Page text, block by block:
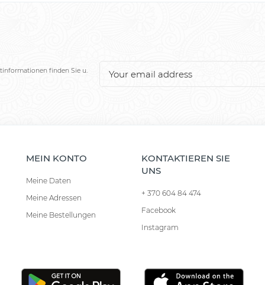
finden Sie u.
MEIN KONTO
Meine Daten
Meine Adressen
Meine Bestellungen
KONTAKTIEREN SIE
UNS
+ 370 604 84 474
Facebook
Instagram